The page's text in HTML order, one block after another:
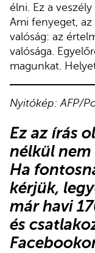
élni. Ez a
Ami fenyeget,
valóság: az
valósága.
magunkat.
Nyitókép: AFP/
Ez az írás
nélkül
Ha
kérjük,
már havi
és